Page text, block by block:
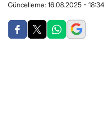
Güncelleme: 16.08.2025 - 18:34